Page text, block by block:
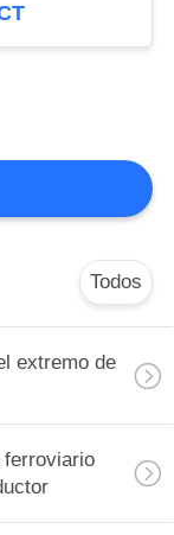
Todos
extremo de